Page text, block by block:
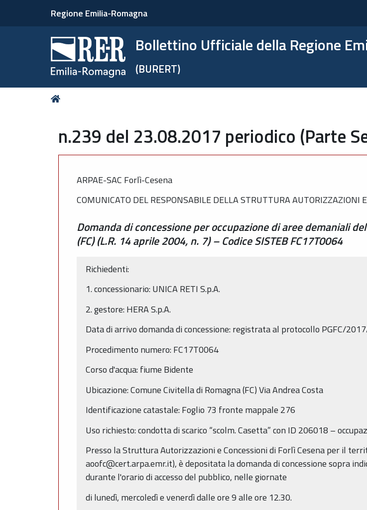
Regione Emilia-Romagna
Bollettino Ufficiale della Regione
(BURERT)
Tu
n.239 del 23.08.2017 periodico (Parte
ARPAE-SAC Forlì-Cesena
COMUNICATO DEL RESPONSABILE DELLA STRUTTURA AUTORIZZAZIONI
Domanda di concessione per occupazione di aree demaniali
(FC) (L.R. 14 aprile 2004, n. 7) – Codice SISTEB FC17T0064
Richiedenti:
1. concessionario: UNICA RETI S.p.A.
2. gestore: HERA S.p.A.
Data di arrivo domanda di concessione: registrata al protocollo PGFC/
Procedimento numero: FC17T0064
Corso d'acqua: fiume Bidente
Ubicazione: Comune Civitella di Romagna (FC) Via Andrea Costa
Identificazione catastale: Foglio 73 fronte mappale 276
Uso richiesto: condotta di scarico “scolm. Casetta” con ID 206018 –
Presso la Struttura Autorizzazioni e Concessioni di Forlì Cesena per il
aoofc@cert.arpa.emr.it), è depositata la domanda di concessione sopra
durante l'orario di accesso del pubblico, nelle giornate
di lunedì, mercoledì e venerdì dalle ore 9 alle ore 12.30.